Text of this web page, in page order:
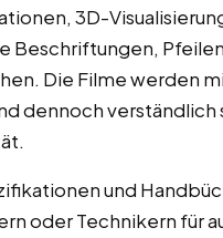
3D-
Die Filme werden
dennoch verständlich
und
oder Technikern für